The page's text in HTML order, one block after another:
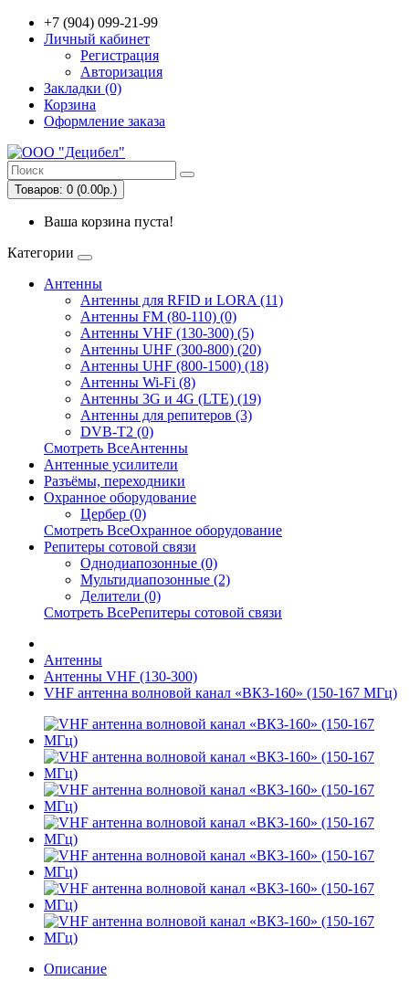
+7 (904) 099-21-99
Личный кабинет
Регистрация
Авторизация
Закладки (0)
Корзина
Оформление заказа
Товаров: 0 (0.00р.)
Ваша корзина пуста!
Категории
Антенны
Антенны для RFID и LORA (11)
Антенны FM (80-110) (0)
Антенны VHF (130-300) (5)
Антенны UHF (300-800) (20)
Антенны UHF (800-1500) (18)
Антенны Wi-Fi (8)
Антенны 3G и 4G (LTE) (19)
Антенны для репитеров (3)
DVB-T2 (0)
Смотреть ВсеАнтенны
Антенные усилители
Разъёмы, переходники
Охранное оборудование
Цербер (0)
Смотреть ВсеОхранное оборудование
Репитеры сотовой связи
Однодиапозонные (0)
Мультидиапозонные (2)
Делители (0)
Смотреть ВсеРепитеры сотовой связи
Антенны
Антенны VHF (130-300)
VHF антенна волновой канал «ВК3-160» (150-167 МГц)
Описание